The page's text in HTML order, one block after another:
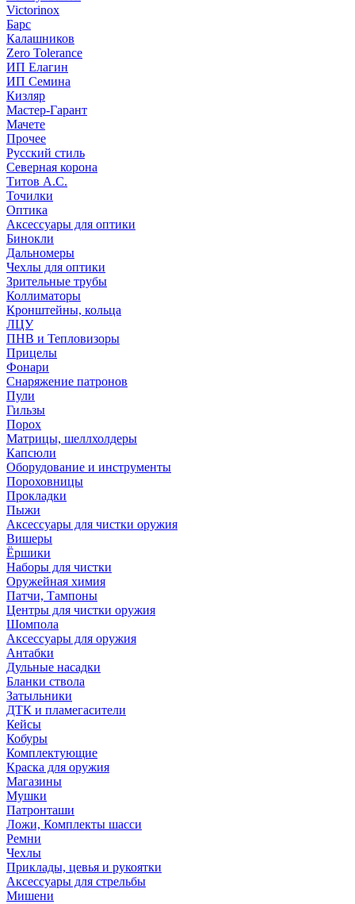
Victorinox
Барс
Калашников
Zero Tolerance
ИП Елагин
ИП Семина
Кизляр
Мастер-Гарант
Мачете
Прочее
Русский стиль
Северная корона
Титов А.С.
Точилки
Оптика
Аксессуары для оптики
Бинокли
Дальномеры
Чехлы для оптики
Зрительные трубы
Коллиматоры
Кронштейны, кольца
ЛЦУ
ПНВ и Тепловизоры
Прицелы
Фонари
Снаряжение патронов
Пули
Гильзы
Порох
Матрицы, шеллхолдеры
Капсюли
Оборудование и инструменты
Пороховницы
Прокладки
Пыжи
Аксессуары для чистки оружия
Вишеры
Ёршики
Наборы для чистки
Оружейная химия
Патчи, Тампоны
Центры для чистки оружия
Шомпола
Аксессуары для оружия
Антабки
Дульные насадки
Бланки ствола
Затыльники
ДТК и пламегасители
Кейсы
Кобуры
Комплектующие
Краска для оружия
Магазины
Мушки
Патронташи
Ложи, Комплекты шасси
Ремни
Чехлы
Приклады, цевья и рукоятки
Аксессуары для стрельбы
Мишени